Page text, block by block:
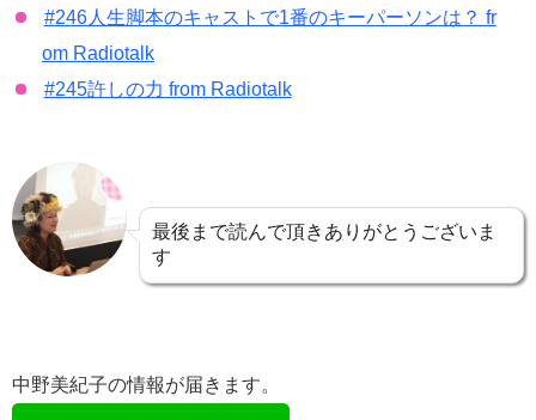
#246人生脚本のキャストで1番のキーパーソンは？ fr
om Radiotalk
#245許しの力 from Radiotalk
最後まで読んで頂きありがとうございま
す
中野美紀子の情報が届きます。